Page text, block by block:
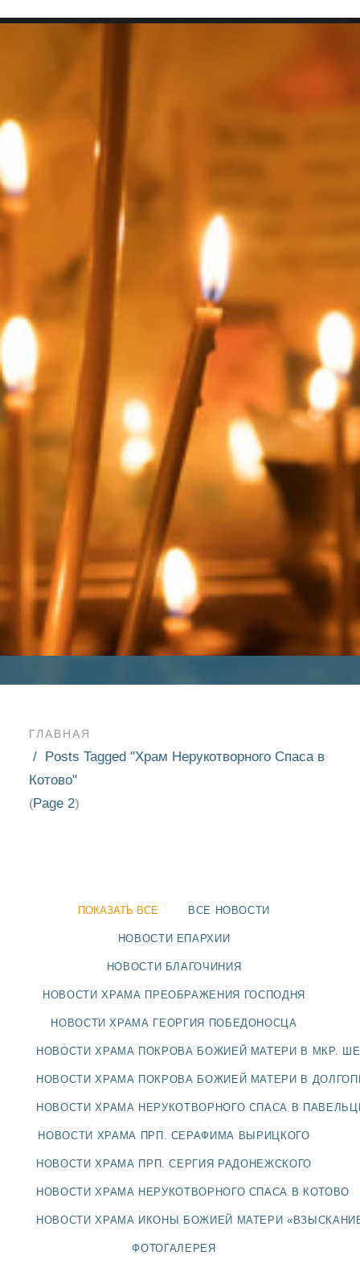
SEARCH
НОВОСТИ
БЛАГОЧИНИЯ
БЛАГОЧИНИЕ
ГЛАВНАЯ
Posts Tagged "Храм Нерукотворного Спаса в
Котово"
(Page 2)
ПОКАЗАТЬ ВСЕ ВСЕ НОВОСТИ
НОВОСТИ ЕПАРХИИ
НОВОСТИ БЛАГОЧИНИЯ
НОВОСТИ ХРАМА ПРЕОБРАЖЕНИЯ ГОСПОДНЯ
НОВОСТИ ХРАМА ГЕОРГИЯ ПОБЕДОНОСЦА
НОВОСТИ ХРАМА ПОКРОВА БОЖИЕЙ МАТЕРИ В МКР.
НОВОСТИ ХРАМА ПОКРОВА БОЖИЕЙ МАТЕРИ В
НОВОСТИ ХРАМА НЕРУКОТВОРНОГО СПАСА В
НОВОСТИ ХРАМА ПРП. СЕРАФИМА ВЫРИЦКОГО
НОВОСТИ ХРАМА ПРП. СЕРГИЯ РАДОНЕЖСКОГО
НОВОСТИ ХРАМА НЕРУКОТВОРНОГО СПАСА В КОТОВО
НОВОСТИ ХРАМА ИКОНЫ БОЖИЕЙ МАТЕРИ
ФОТОГАЛЕРЕЯ